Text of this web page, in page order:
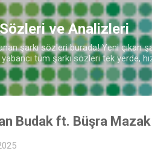
ve Analizleri
şarkı sözleri burada! Yeni çıkan
tüm şarkı sözleri tek yerde,
Budak ft. Büşra